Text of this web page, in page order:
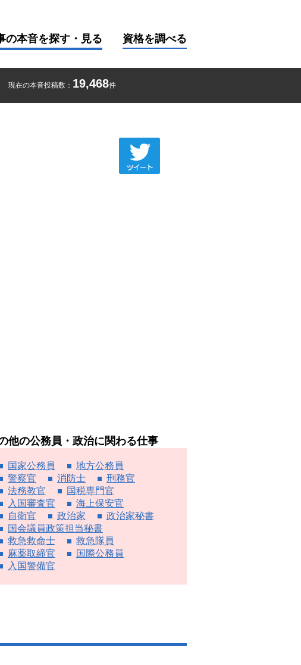
の本音を探す・見る 資格を調べる
現在の本音投稿数： 19,468件
他の公務員・政治に関わる仕事
国家公務員
地方公務員
警察官
消防士
刑務官
法務教官
国税専門官
入国審査官
海上保安官
自衛官
政治家
政治家秘書
国会議員政策担当秘書
救急救命士
救急隊員
麻薬取締官
国際公務員
入国警備官